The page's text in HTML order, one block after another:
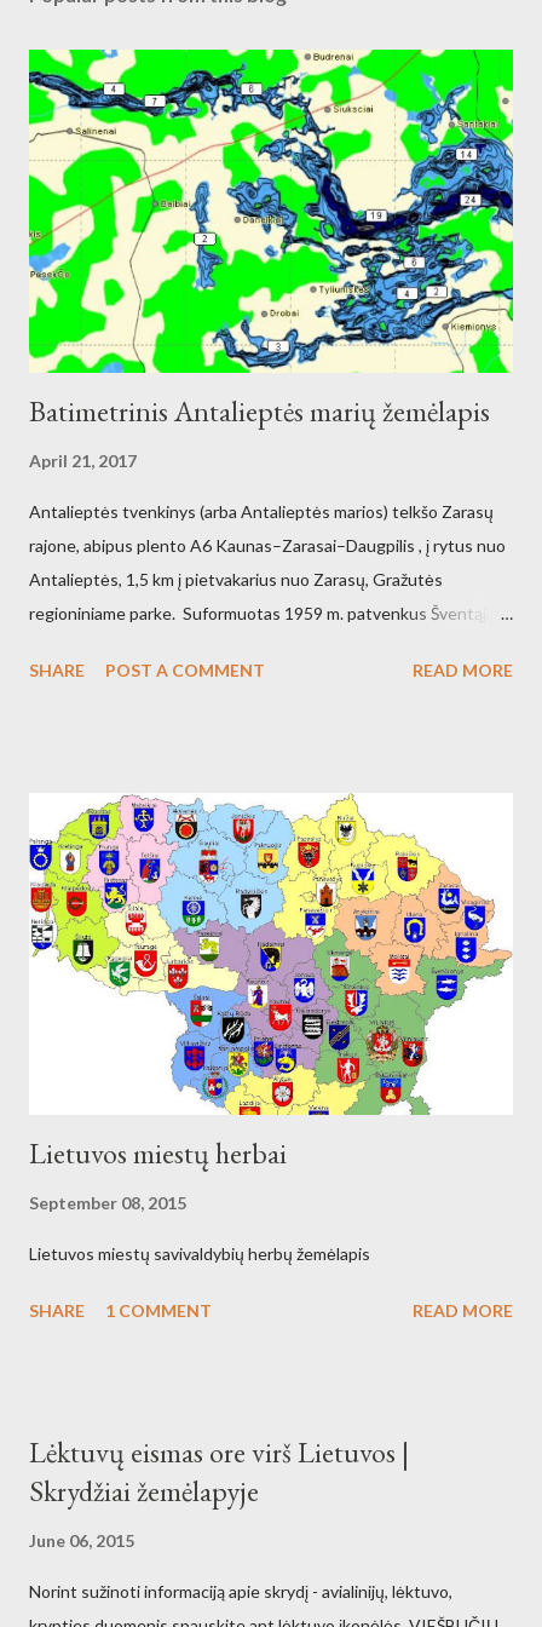
Batimetrinis Antalieptės marių žemėlapis
April 21, 2017
Antalieptės tvenkinys (arba Antalieptės marios) telkšo Zarasų
rajone, abipus plento A6 Kaunas–Zarasai–Daugpilis , į rytus nuo
Antalieptės, 1,5 km į pietvakarius nuo Zarasų, Gražutės
regioniniame parke. Suformuotas 1959 m. patvenkus Šventąją
(galia 2460 kW) reikmėms. Kraštovaizdžio draustinis.
SHARE POST A COMMENT READ MORE
Lietuvos miestų herbai
September 08, 2015
Lietuvos miestų savivaldybių herbų žemėlapis
SHARE 1 COMMENT READ MORE
Lėktuvų eismas ore virš Lietuvos |
Skrydžiai žemėlapyje
June 06, 2015
Norint sužinoti informaciją apie skrydį - avialinijų, lėktuvo,